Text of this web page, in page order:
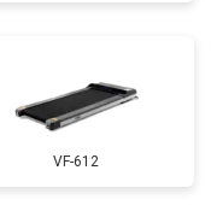
VF-612